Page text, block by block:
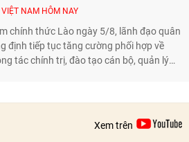
VIỆT NAM HÔM NAY
chính thức Lào ngày 5/8, lãnh đạo quân
định tiếp tục tăng cường phối hợp về
tác chính trị, đào tạo cán bộ, quản lý
Xem trên